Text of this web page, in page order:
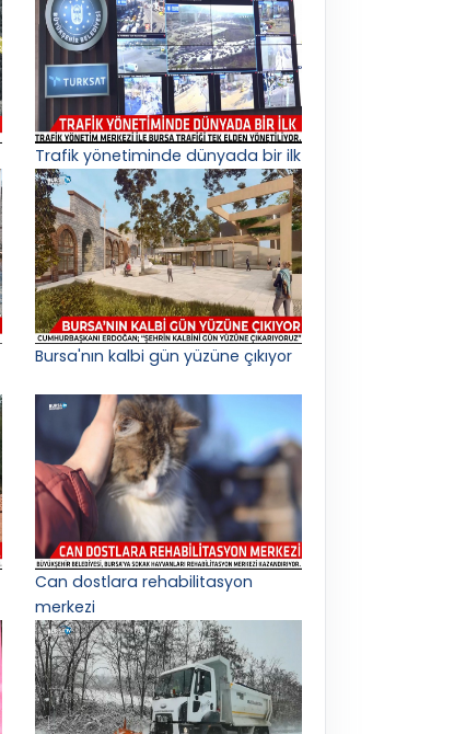
Trafik yönetiminde dünyada bir ilk
Bursa'nın kalbi gün yüzüne çıkıyor
Can dostlara rehabilitasyon
merkezi